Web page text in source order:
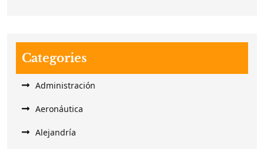
Categories
Administración
Aeronáutica
Alejandría